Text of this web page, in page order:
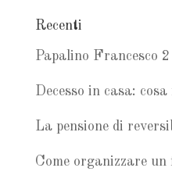
Recenti
Papalino Francesco
Decesso in casa:
La pensione di
Come organizzare un